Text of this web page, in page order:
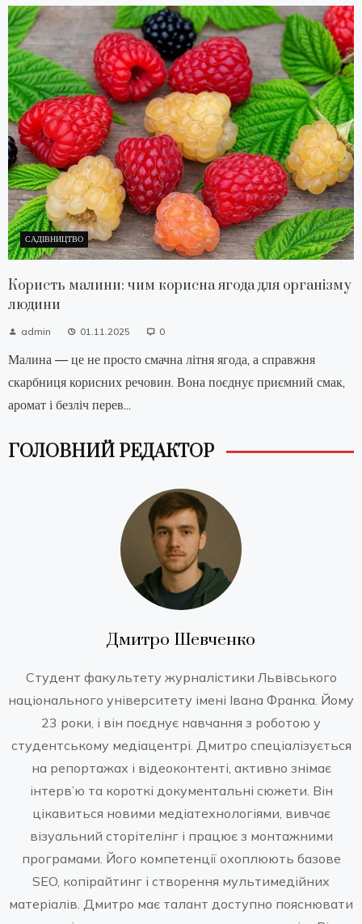
САДІВНИЦТВО
Користь малини: чим корисна ягода для організму
людини
admin 01.11.2025 0
Малина — це не просто смачна літня ягода, а справжня
скарбниця корисних речовин. Вона поєднує приємний смак,
аромат і безліч перев...
ГОЛОВНИЙ РЕДАКТОР
Дмитро Шевченко
Студент факультету журналістики Львівського
національного університету імені Івана Франка. Йому
23 роки, і він поєднує навчання з роботою у
студентському медіацентрі. Дмитро спеціалізується
на репортажах і відеоконтенті, активно знімає
інтерв’ю та короткі документальні сюжети. Він
цікавиться новими медіатехнологіями, вивчає
візуальний сторітелінг і працює з монтажними
програмами. Його компетенції охоплюють базове
SEO, копірайтинг і створення мультимедійних
матеріалів. Дмитро має талант доступно пояснювати